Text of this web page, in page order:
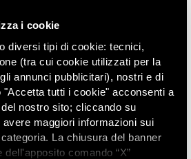
i cookie
diversi tipi di cookie: tecnici,
(tra cui cookie utilizzati per la
annunci pubblicitari), nostri e di
tutti i cookie" acconsenti a
nostro sito; cliccando su
maggiori informazioni sui
La chiusura del banner
comando “X”
- ore 11:00-26 luglio - ore 23:00
PER LA LIBERTÀ – UNA CANZONE
Emanuele IIPiazza Vittorio